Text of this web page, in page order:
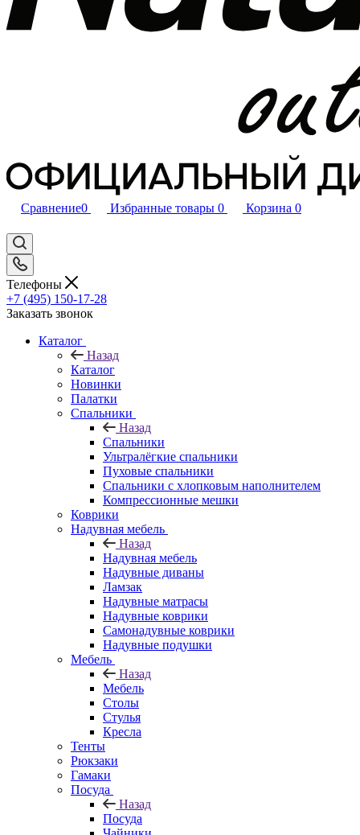
Сравнение0 Избранные товары 0 Корзина 0
Телефоны
+7 (495) 150-17-28
Заказать звонок
Каталог
Назад
Каталог
Новинки
Палатки
Спальники
Назад
Спальники
Ультралёгкие спальники
Пуховые спальники
Спальники с хлопковым наполнителем
Компрессионные мешки
Коврики
Надувная мебель
Назад
Надувная мебель
Надувные диваны
Ламзак
Надувные матрасы
Надувные коврики
Самонадувные коврики
Надувные подушки
Мебель
Назад
Мебель
Столы
Стулья
Кресла
Тенты
Рюкзаки
Гамаки
Посуда
Назад
Посуда